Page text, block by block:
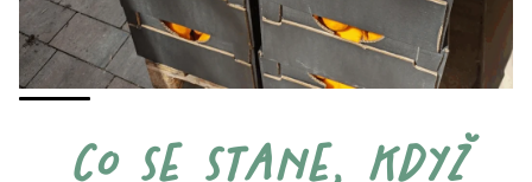
co se stane, když